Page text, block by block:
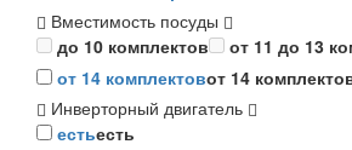
Вместимость посуды
до 10 комплектов
от 11 до 13
от 14 комплектовот 14
Инверторный двигатель
естьесть